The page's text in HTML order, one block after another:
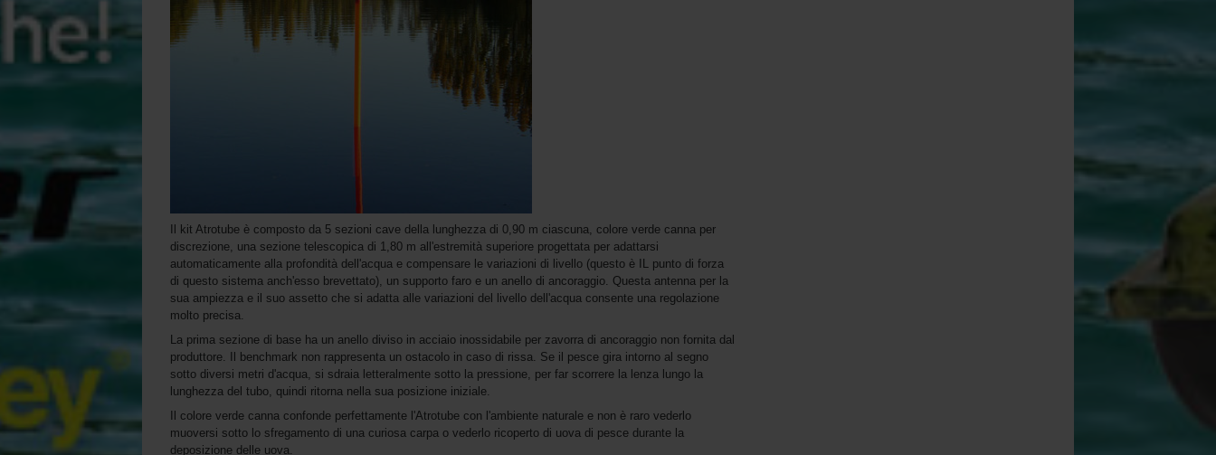
Il kit Atrotube è composto da 5 sezioni cave della lunghezza di 0,90 m ciascuna, colore verde canna per
discrezione, una sezione telescopica di 1,80 m all'estremità superiore progettata per adattarsi
automaticamente alla profondità dell'acqua e compensare le variazioni di livello (questo è IL punto di forza
di questo sistema anch'esso brevettato), un supporto faro e un anello di ancoraggio. Questa antenna per la
sua ampiezza e il suo assetto che si adatta alle variazioni del livello dell'acqua consente una regolazione
molto precisa.
La prima sezione di base ha un anello diviso in acciaio inossidabile per zavorra di ancoraggio non fornita dal
produttore. Il benchmark non rappresenta un ostacolo in caso di rissa. Se il pesce gira intorno al segno
sotto diversi metri d'acqua, si sdraia letteralmente sotto la pressione, per far scorrere la lenza lungo la
lunghezza del tubo, quindi ritorna nella sua posizione iniziale.
Il colore verde canna confonde perfettamente l'Atrotube con l'ambiente naturale e non è raro vederlo
muoversi sotto lo sfregamento di una curiosa carpa o vederlo ricoperto di uova di pesce durante la
deposizione delle uova.